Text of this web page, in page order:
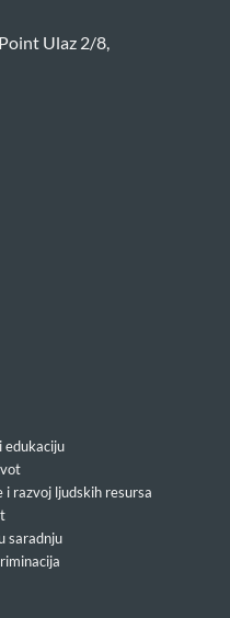
Ulaz 2/8,
edukaciju
i razvoj ljudskih resursa
saradnju